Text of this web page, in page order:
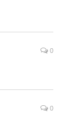
0
0